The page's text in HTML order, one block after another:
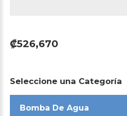
₡526,670
Seleccione una Categoría
Bomba De Agua